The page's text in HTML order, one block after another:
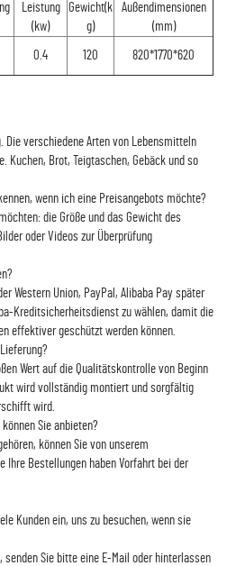
Leistung
(kw)
Gewicht(k
g)
Außendimensionen
(mm)
0.4 120 820*1770*620
Die verschiedene Arten von Lebensmitteln
Kuchen, Brot, Teigtaschen, Gebäck und so
wenn ich eine Preisangebots möchte?
die Größe und das Gewicht des
oder Videos zur Überprüfung
Western Union, PayPal, Alibaba Pay später
Kreditsicherheitsdienst zu wählen, damit die
effektiver geschützt werden können.
Wert auf die Qualitätskontrolle von Beginn
wird vollständig montiert und sorgfältig
wird.
Sie anbieten?
können Sie von unserem
Ihre Bestellungen haben Vorfahrt bei der
Kunden ein, uns zu besuchen, wenn sie
senden Sie bitte eine E-Mail oder hinterlassen